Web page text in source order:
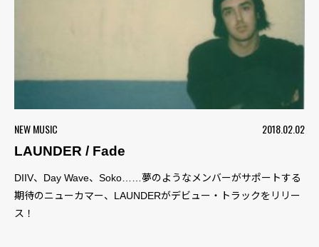
NEW MUSIC
2018.02.02
LAUNDER / Fade
DIIV、Day Wave、Soko……夢のようなメンバーがサポートする
期待のニューカマー、LAUNDERがデビュー・トラックをリリー
ス！